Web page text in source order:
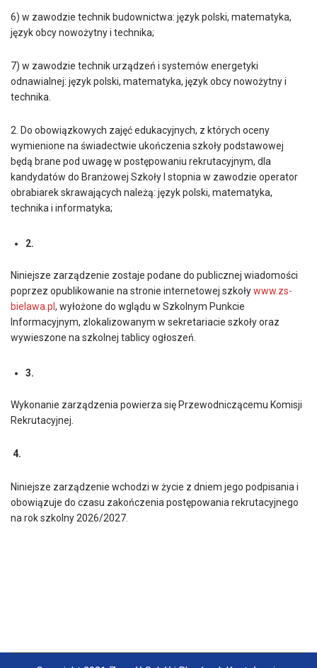
6) w zawodzie technik budownictwa: język polski, matematyka,
język obcy nowożytny i technika;
7) w zawodzie technik urządzeń i systemów energetyki
odnawialnej: język polski, matematyka, język obcy nowożytny i
technika.
2. Do obowiązkowych zajęć edukacyjnych, z których oceny
wymienione na świadectwie ukończenia szkoły podstawowej
będą brane pod uwagę w postępowaniu rekrutacyjnym, dla
kandydatów do Branżowej Szkoły I stopnia w zawodzie operator
obrabiarek skrawających należą: język polski, matematyka,
technika i informatyka;
2.
Niniejsze zarządzenie zostaje podane do publicznej wiadomości
poprzez opublikowanie na stronie internetowej szkoływww.zs-
bielawa.pl , wyłożone do wglądu w Szkolnym Punkcie
Informacyjnym, zlokalizowanym w sekretariacie szkoły oraz
wywieszone na szkolnej tablicy ogłoszeń.
3.
Wykonanie zarządzenia powierza się Przewodniczącemu Komisji
Rekrutacyjnej.
4.
Niniejsze zarządzenie wchodzi w życie z dniem jego podpisania i
obowiązuje do czasu zakończenia postępowania rekrutacyjnego
na rok szkolny 2026/2027.